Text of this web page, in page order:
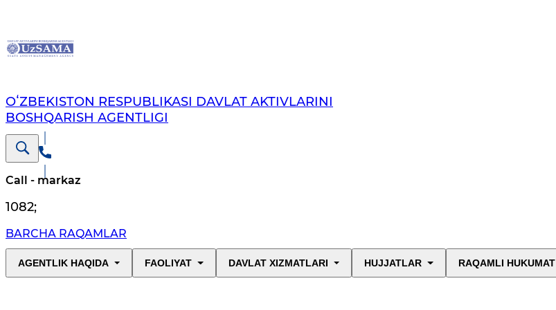
OʻZBEKISTON RESPUBLIKASI DAVLAT AKTIVLARINI
BOSHQARISH AGENTLIGI
Call - markaz
1082;
BARCHA RAQAMLAR
AGENTLIK HAQIDA FAOLIYAT DAVLAT XIZMATLARI HUJJATLAR RAQAMLI HUKUMAT